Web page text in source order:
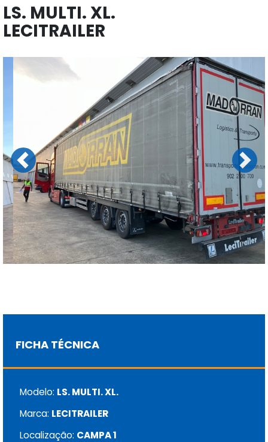
LS. MULTI. XL.
LECITRAILER
Previous Next
FICHA TÉCNICA
Modelo: LS. MULTI. XL.
Marca: LECITRAILER
Localização: CAMPA 1